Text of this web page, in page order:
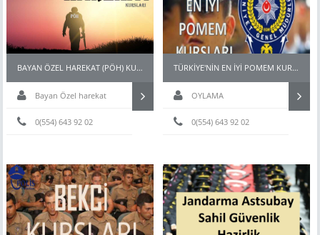
BAYAN ÖZEL HAREKAT (PÖH) KURSLARI
Bayan Özel harekat
kursu0(554) 643 92 02
TÜRKİYE'NİN EN İYİ POMEM KURSLARI
OYLAMA
0(554) 643 92 02